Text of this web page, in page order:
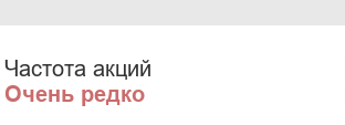
Частота акций
Очень редко